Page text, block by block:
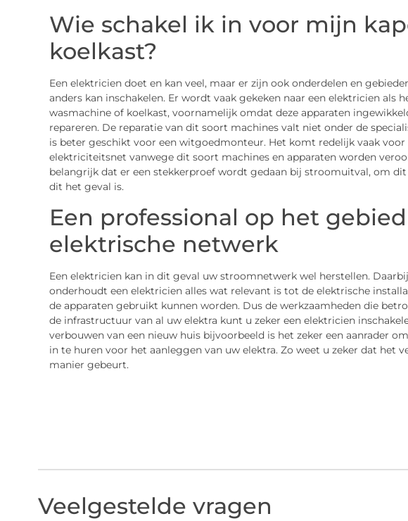
Wie schakel ik in voor mijn
koelkast?
Een elektricien doet en kan veel, maar er zijn ook onderdelen en
anders kan inschakelen. Er wordt vaak gekeken naar een elektricien als
wasmachine of koelkast, voornamelijk omdat deze apparaten
repareren. De reparatie van dit soort machines valt niet onder de
is beter geschikt voor een witgoedmonteur. Het komt redelijk vaak
elektriciteitsnet vanwege dit soort machines en apparaten worden
belangrijk dat er een stekkerproef wordt gedaan bij stroomuitval, om
dit het geval is.
Een professional op het
elektrische netwerk
Een elektricien kan in dit geval uw stroomnetwerk wel herstellen.
onderhoudt een elektricien alles wat relevant is tot de elektrische
de apparaten gebruikt kunnen worden. Dus de werkzaamheden die
de infrastructuur van al uw elektra kunt u zeker een elektricien
verbouwen van een nieuw huis bijvoorbeeld is het zeker een aanrader
in te huren voor het aanleggen van uw elektra. Zo weet u zeker dat het
manier gebeurt.
Veelgestelde vragen